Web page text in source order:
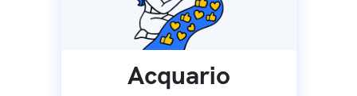
Acquario